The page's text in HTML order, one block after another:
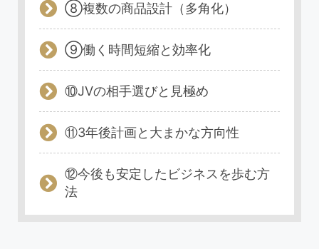
⑧複数の商品設計（多角化）
⑨働く時間短縮と効率化
⑩JVの相手選びと見極め
⑪3年後計画と大まかな方向性
⑫今後も安定したビジネスを歩む方
法